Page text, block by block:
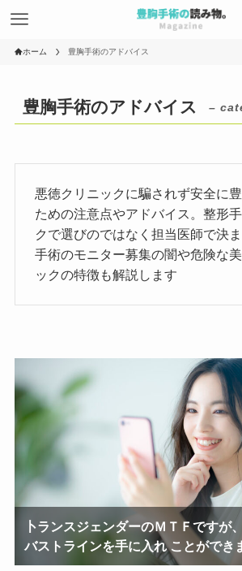
ホーム 豊胸手術のアドバイス
豊胸手術のアドバイス –
悪徳クリニックに騙されず安全に
ための注意点やアドバイス。整形
クで選びのではなく担当医師で決
手術のモニター募集の闇や危険な
ックの特徴も解説します
卜ランスジェンダーのＭＴＦですが
バストラインを手に入れ ことができ